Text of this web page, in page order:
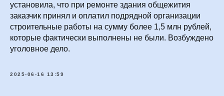
установила, что при ремонте здания общежития
заказчик принял и оплатил подрядной организации
строительные работы на сумму более 1,5 млн рублей,
которые фактически выполнены не были. Возбуждено
уголовное дело.
2025-06-16 13:59